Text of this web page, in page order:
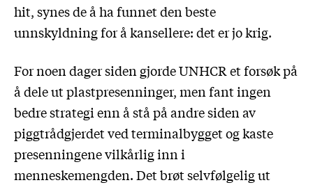
hit, synes de å ha funnet den beste
unnskyldning for å kansellere: det er jo krig.
For noen dager siden gjorde UNHCR et forsøk på
å dele ut plastpresenninger, men fant ingen
bedre strategi enn å stå på andre siden av
piggtrådgjerdet ved terminalbygget og kaste
presenningene vilkårlig inn i
menneskemengden. Det brøt selvfølgelig ut